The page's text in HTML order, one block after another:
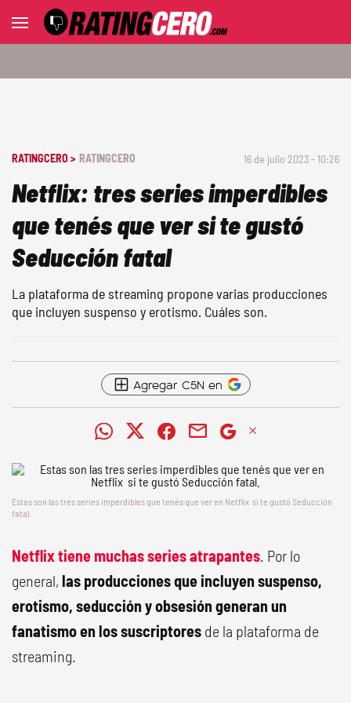
RATINGCERO > RATINGCERO 16 de julio 2023 - 10:26
Netflix: tres series imperdibles
que tenés que ver si te gustó
Seducción fatal
La plataforma de streaming propone varias producciones
que incluyen suspenso y erotismo. Cuáles son.
Agregar C5N en
Estas son las tres series imperdibles que tenés que ver en Netflix si te gustó Seducción
fatal.
Netflix tiene muchas series atrapantes. Por lo
general, las producciones que incluyen suspenso,
erotismo, seducción y obsesión generan un
fanatismo en los suscriptores de la plataforma de
streaming.